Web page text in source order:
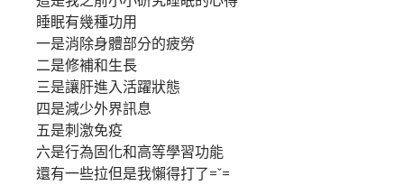
睡眠有幾種功用
一是消除身體部分的疲勞
二是修補和生長
三是讓肝進入活躍狀態
四是減少外界訊息
五是刺激免疫
六是行為固化和高等學習功能
還有一些拉但是我懶得打了=ˇ=